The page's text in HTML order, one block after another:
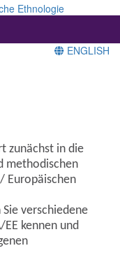
Ethnologie
ENGLISH
zunächst in die
methodischen
Europäischen
verschiedene
kennen und